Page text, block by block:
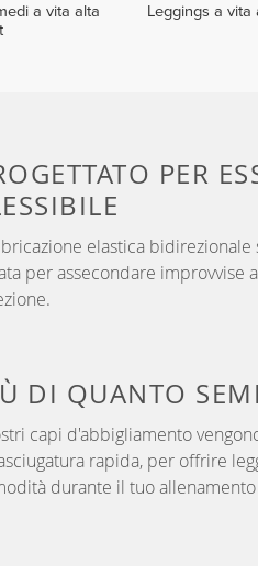
a vita alta
Leggings a vita
PER
elastica
per assecondare improvvise
DI QUANTO
capi d'abbigliamento
rapida, per offrire
durante il tuo allenamento